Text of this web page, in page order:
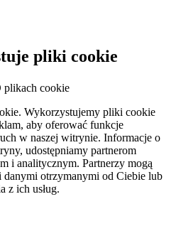
pliki cookie
plikach cookie
Wykorzystujemy pliki cookie
aby oferować funkcje
w naszej witrynie. Informacje o
udostępniamy partnerom
i analitycznym. Partnerzy mogą
danymi otrzymanymi od Ciebie lub
z ich usług.